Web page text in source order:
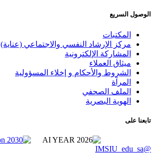
الوصول السريع
المكتبات
مركز الإرشاد النفسي والاجتماعي (عناية)
المشاركة الإلكترونية
ميثاق العملاء
الشروط والأحكام و إخلاء المسؤولية
المرآة
الملف الصحفي
الهوية البصرية
تابعنا على
@IMSIU_edu_sa